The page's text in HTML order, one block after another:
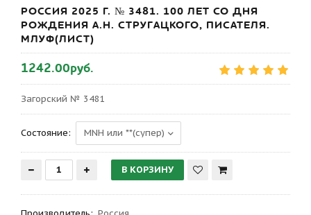
РОССИЯ 2025 Г. № 3481. 100 ЛЕТ СО ДНЯ
РОЖДЕНИЯ А.Н. СТРУГАЦКОГО, ПИСАТЕЛЯ.
МЛУФ(ЛИСТ)
1242.00руб.
Загорский № 3481
Состояние: